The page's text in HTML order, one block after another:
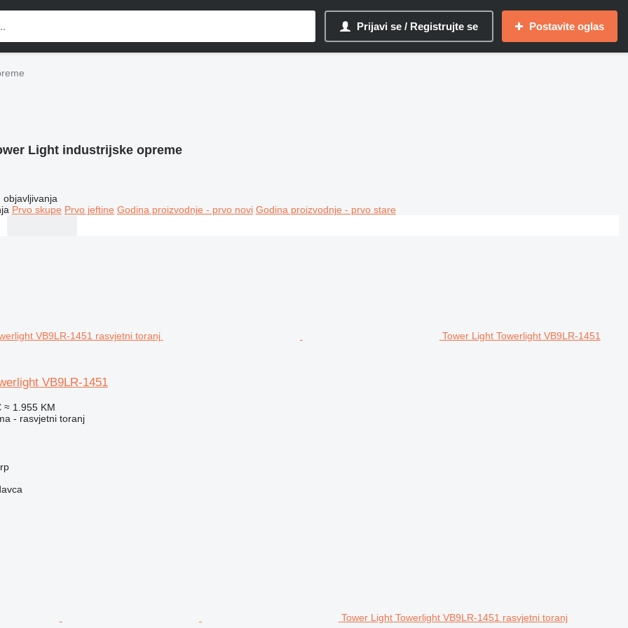
Prijavi se / Registrujte se Postavite oglas
Light industrijske opreme
objavljivanja
Prvo skupe Prvo jeftine Godina proizvodnje - prvo novi Godina proizvodnje - prvo stare
Tower Light Towerlight VB9LR-1451
VB9LR-1451
≈ 1.955 KM
- rasvjetni toranj
Tower Light Towerlight VB9LR-1451 rasvjetni toranj